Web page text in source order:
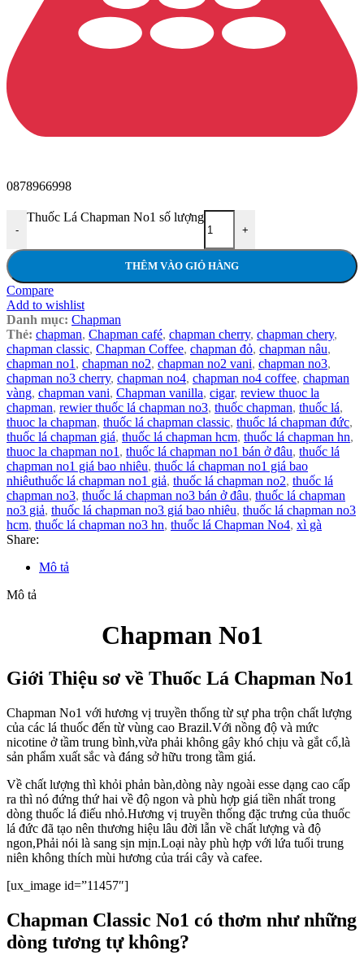
0878966998
-
Thuốc Lá Chapman No1 số lượng
+
THÊM VÀO GIỎ HÀNG
Compare
Add to wishlist
Danh mục: Chapman
Thẻ: chapman, Chapman café, chapman cherry, chapman chery,
chapman classic, Chapman Coffee, chapman đỏ, chapman nâu,
chapman no1 , chapman no2, chapman no2 vani, chapman no3,
chapman no3 cherry, chapman no4, chapman no4 coffee, chapman
vàng, chapman vani, Chapman vanilla, cigar, review thuoc la
chapman, rewier thuốc lá chapman no3, thuốc chapman, thuốc lá,
thuoc la chapman, thuốc lá chapman classic, thuốc lá chapman đức,
thuốc lá chapman giá, thuốc lá chapman hcm, thuốc lá chapman hn,
thuoc la chapman no1 , thuốc lá chapman no1 bán ở đâu, thuốc lá
chapman no1 giá bao nhiêu, thuốc lá chapman no1 giá bao
nhiêuthuốc lá chapman no1 giả, thuốc lá chapman no2, thuốc lá
chapman no3, thuốc lá chapman no3 bán ở đâu, thuốc lá chapman
no3 giả, thuốc lá chapman no3 giá bao nhiêu, thuốc lá chapman no3
hcm, thuốc lá chapman no3 hn, thuốc lá Chapman No4, xì gà
Share:
Mô tả
Mô tả
Chapman No1
Giới Thiệu sơ về Thuốc Lá Chapman No1
Chapman No1 với hương vị truyền thống từ sự pha trộn chất lượng
của các lá thuốc đến từ vùng cao Brazil.Với nồng độ và mức
nicotine ở tầm trung bình,vừa phải không gây khó chịu và gắt cổ,là
sản phẩm xuất sắc và đáng sở hữu trong tầm giá.
Về chất lượng thì khỏi phản bàn,dòng này ngoài esse dạng cao cấp
ra thì nó đứng thứ hai về độ ngon và phù hợp giá tiền nhất trong
dòng thuốc lá điếu nhỏ.Hương vị truyền thống đặc trưng của thuốc
lá đức đã tạo nên thương hiệu lâu đời lẫn về chất lượng và độ
ngon,Phải nói là sang sịn mịn.Loại này phù hợp với lứa tuổi trung
niên không thích mùi hương của trái cây và cafee.
[ux_image id=”11457″]
Chapman Classic No1 có thơm như những
dòng tương tự không?